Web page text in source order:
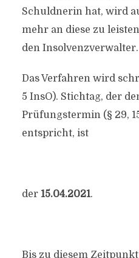
Schuldnerin hat, wird
mehr an diese zu
den Insolvenzverwalter.
Das Verfahren wird
5 InsO). Stichtag, der
Prüfungstermin (§ 29,
entspricht, ist
der 15.04.2021.
Bis zu diesem